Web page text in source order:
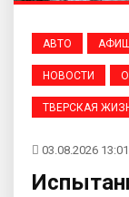
АВТО
НОВОСТИ
ТВЕРСКАЯ
03.08.2026 13:01